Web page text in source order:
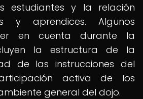
estudiantes y la relación
y aprendices. Algunos
en cuenta durante la
la estructura de la
de las instrucciones del
activa de los
general del dojo.